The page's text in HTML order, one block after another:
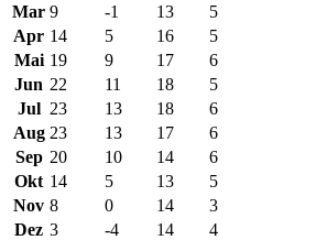
Mar 9 -1 13
5
Apr 14 5 16
5
Mai 19 9 17
6
Jun 22 11 18
5
Jul 23 13 18
6
Aug 23 13 17
6
Sep 20 10 14
6
Okt 14 5 13
5
Nov 8 0 14
3
Dez 3 -4 14
4